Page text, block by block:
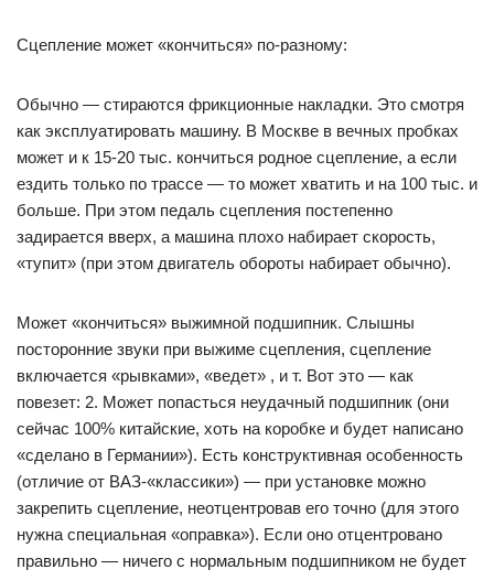
Сцепление может «кончиться» по-разному:
Обычно — стираются фрикционные накладки. Это смотря
как эксплуатировать машину. В Москве в вечных пробках
может и к 15-20 тыс. кончиться родное сцепление, а если
ездить только по трассе — то может хватить и на 100 тыс. и
больше. При этом педаль сцепления постепенно
задирается вверх, а машина плохо набирает скорость,
«тупит» (при этом двигатель обороты набирает обычно).
Может «кончиться» выжимной подшипник. Слышны
посторонние звуки при выжиме сцепления, сцепление
включается «рывками», «ведет» , и т. Вот это — как
повезет: 2. Может попасться неудачный подшипник (они
сейчас 100% китайские, хоть на коробке и будет написано
«сделано в Германии»). Есть конструктивная особенность
(отличие от ВАЗ-«классики») — при установке можно
закрепить сцепление, неотцентровав его точно (для этого
нужна специальная «оправка»). Если оно отцентровано
правильно — ничего с нормальным подшипником не будет